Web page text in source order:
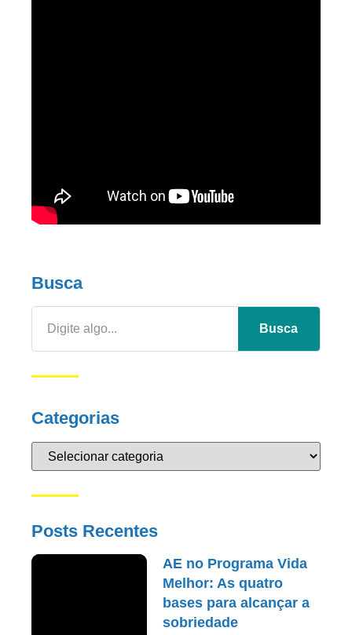
Busca
Busca
Categorias
Posts Recentes
AE no Programa Vida
Melhor: As quatro
bases para alcançar a
sobriedade